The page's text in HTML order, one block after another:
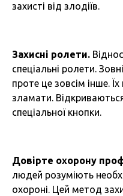
захисті від злодіїв.
Захисні ролети.
спеціальні ролети.
проте це зовсім інше.
зламати.
спеціальної кнопки.
Довірте охорону
людей розуміють
охороні. Цей метод